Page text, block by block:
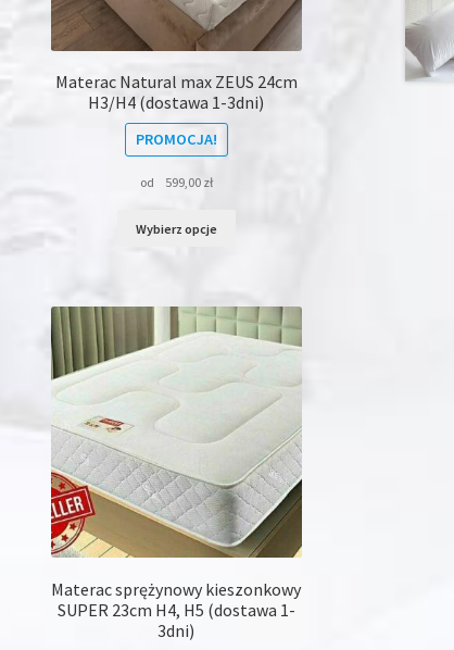
Materac Natural max ZEUS 24cm
H3/H4 (dostawa 1-3dni)
PROMOCJA!
od 599,00 zł
Wybierz opcje
Opcje
można
na
stronie
produktu
Materac sprężynowy kieszonkowy
SUPER 23cm H4, H5 (dostawa 1-
3dni)